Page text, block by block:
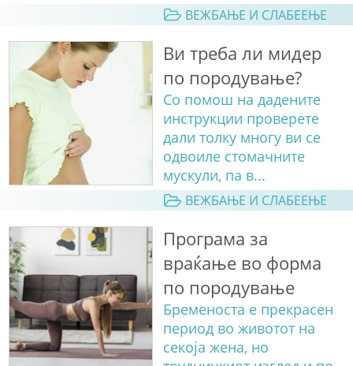
ВЕЖБАЊЕ И СЛАБЕЕЊЕ
Ви треба ли мидер
по породување?
Со помош на дадените
инструкции проверете
дали толку многу ви се
одвоиле стомачните
мускули, па в...
ВЕЖБАЊЕ И СЛАБЕЕЊЕ
Програма за
враќање во форма
по породување
Бременоста е прекрасен
период во животот на
секоја жена, но